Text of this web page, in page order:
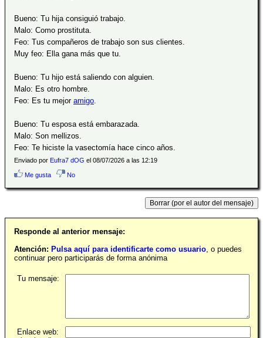
Bueno: Tu hija consiguió trabajo.
Malo: Como prostituta.
Feo: Tus compañeros de trabajo son sus clientes.
Muy feo: Ella gana más que tu.
Bueno: Tu hijo está saliendo con alguien.
Malo: Es otro hombre.
Feo: Es tu mejor amigo.
Bueno: Tu esposa está embarazada.
Malo: Son mellizos.
Feo: Te hiciste la vasectomía hace cinco años.
Enviado por Eufra7 dOG el 08/07/2026 a las 12:19
Me gusta No
Responde al anterior mensaje:
Atención: Pulsa aquí para identificarte como usuario, o puedes
continuar pero participarás de forma anónima
Tu mensaje:
Enlace web: